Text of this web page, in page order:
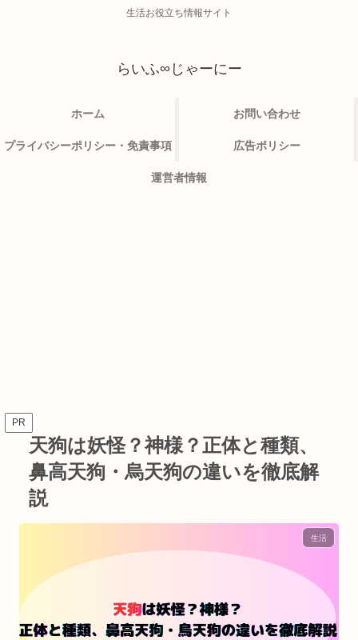
生活お役立ち情報サイト
らいふ∞じゃーにー
ホーム お問い合わせ
プライバシーポリシー・免責事項 広告ポリシー
運営者情報
PR
天狗は妖怪？神様？正体と種類、
鼻高天狗・烏天狗の違いを徹底解
説
生活